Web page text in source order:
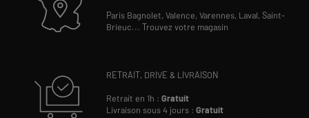
Paris Bagnolet,Valence,Varennes, Laval,Saint-
Brieuc...Trouvez votre magasin
RETRAIT, DRIVE & LIVRAISON
Retrait en 1h :Gratuit
Livraison sous 4 jours :Gratuit